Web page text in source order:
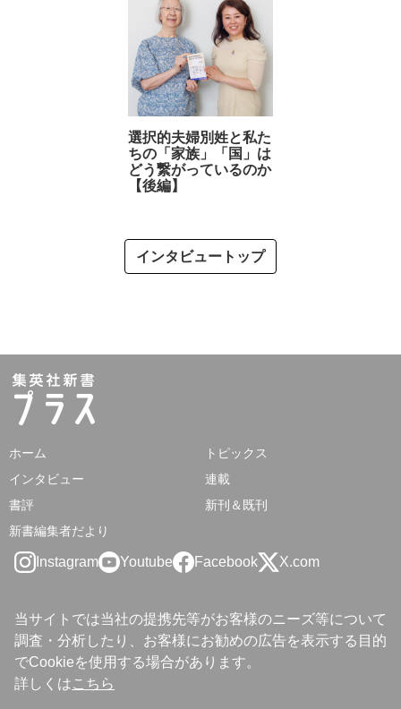
選択的夫婦別姓と私た
ちの「家族」「国」は
どう繋がっているのか
【後編】
インタビュートップ
ホーム
トピックス
インタビュー
連載
書評
新刊＆既刊
新書編集者だより
Instagram Youtube Facebook X.com
当サイトでは当社の提携先等がお客様のニーズ等について
調査・分析したり、お客様にお勧めの広告を表示する目的
でCookieを使用する場合があります。
詳しくはこちら